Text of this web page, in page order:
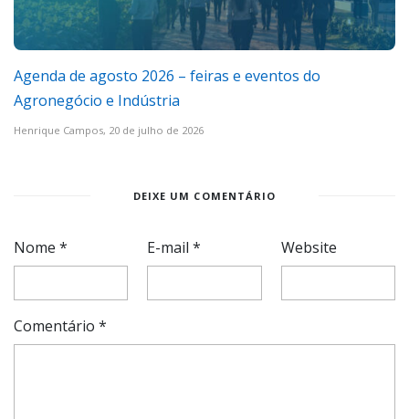
Agenda de agosto 2026 – feiras e eventos do
Agronegócio e Indústria
Henrique Campos, 20 de julho de 2026
DEIXE UM COMENTÁRIO
Nome * E-mail* Website
Comentário *